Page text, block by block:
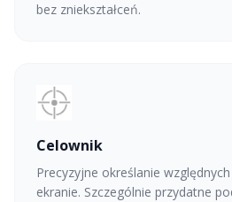
bez zniekształceń.
Celownik
Precyzyjne określanie
ekranie. Szczególnie przydatne